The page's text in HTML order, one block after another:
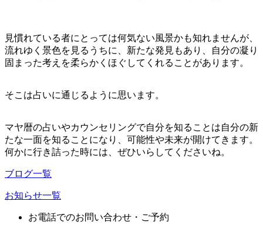
見慣れている者にとっては何気ない風景かも知れませんが、
流れゆく景色を見るうちに、新たな発見もあり、自分の凝り
固まった考えを柔らかくほぐしてくれることがあります。
そこは占いに通じるように思います。
マヤ暦の占いやカウンセリングで自分を知ることは自分の新
たな一面を知ることになり、可能性や未来が開けてきます。
何かに行き詰った時には、ぜひいらしてくださいね。
ブログ一覧
お知らせ一覧
お電話でのお問い合わせ・ご予約